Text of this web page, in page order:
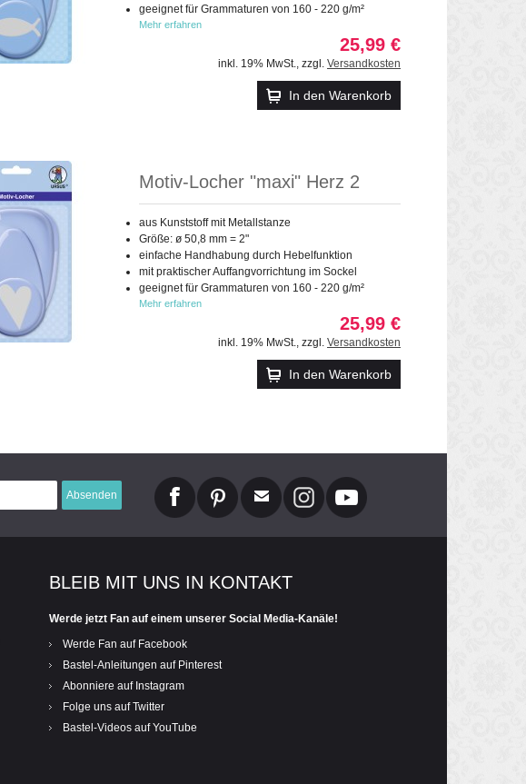
geeignet für Grammaturen von 160 - 220 g/m²
Mehr erfahren
25,99 €
inkl. 19% MwSt., zzgl. Versandkosten
In den Warenkorb
Motiv-Locher "maxi" Herz 2
aus Kunststoff mit Metallstanze
Größe: ø 50,8 mm = 2"
einfache Handhabung durch Hebelfunktion
mit praktischer Auffangvorrichtung im Sockel
geeignet für Grammaturen von 160 - 220 g/m²
Mehr erfahren
25,99 €
inkl. 19% MwSt., zzgl. Versandkosten
In den Warenkorb
Absenden
BLEIB MIT UNS IN KONTAKT
Werde jetzt Fan auf einem unserer Social Media-Kanäle!
Werde Fan auf Facebook
Bastel-Anleitungen auf Pinterest
Abonniere auf Instagram
Folge uns auf Twitter
Bastel-Videos auf YouTube